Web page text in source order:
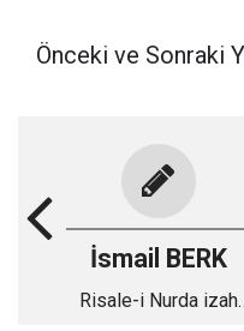
Önceki ve Sonraki
İsmail BERK
Risale-i Nurda izah